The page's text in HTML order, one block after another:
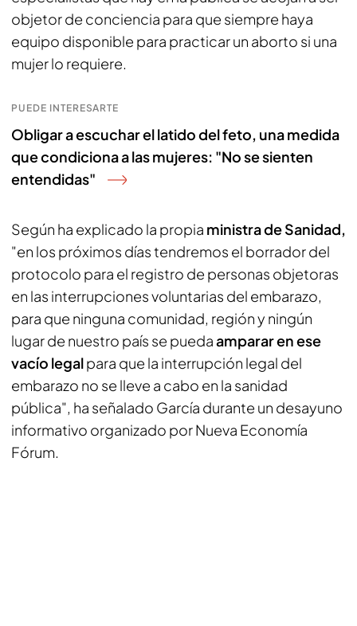
objetor de conciencia para que siempre haya
equipo disponible para practicar un aborto si una
mujer lo requiere.
PUEDE INTERESARTE
Obligar a escuchar el latido del feto, una medida
que condiciona a las mujeres: "No se sienten
entendidas"
Según ha explicado la propia ministra de Sanidad,
"en los próximos días tendremos el borrador del
protocolo para el registro de personas objetoras
en las interrupciones voluntarias del embarazo,
para que ninguna comunidad, región y ningún
lugar de nuestro país se puedaamparar en ese
vacío legalpara que la interrupción legal del
embarazo no se lleve a cabo en la sanidad
pública", ha señalado García durante un desayuno
informativo organizado por Nueva Economía
Fórum.